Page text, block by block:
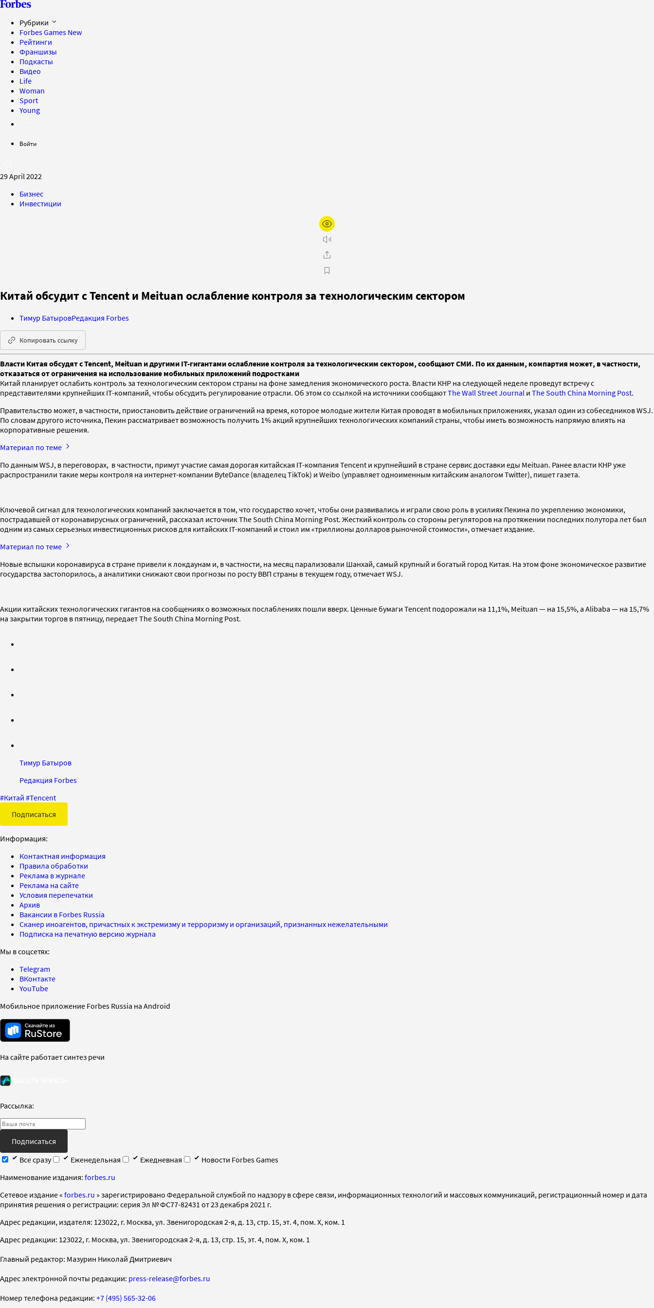
Рубрики
Forbes Games New
Рейтинги
Франшизы
Подкасты
Видео
Life
Woman
Sport
Young
Войти
29 April 2022
Бизнес
Инвестиции
Китай обсудит с Tencent и Meituan ослабление контроля за технологическим сектором
Тимур БатыровРедакция Forbes
Копировать ссылку
Власти Китая обсудят с Tencent, Meituan и другими IT-гигантами ослабление контроля за технологическим сектором, сообщают СМИ. По их данным, компартия может, в частности,
отказаться от ограничения на использование мобильных приложений подростками
Китай планирует ослабить контроль за технологическим сектором страны на фоне замедления экономического роста. Власти КНР на следующей неделе проведут встречу с
представителями крупнейших IT-компаний, чтобы обсудить регулирование отрасли. Об этом со ссылкой на источники сообщаютThe Wall Street Journal и The South China Morning Post.
Правительство может, в частности, приостановить действие ограничений на время, которое молодые жители Китая проводят в мобильных приложениях, указал один из собеседников WSJ.
По словам другого источника, Пекин рассматривает возможность получить 1% акций крупнейших технологических компаний страны, чтобы иметь возможность напрямую влиять на
корпоративные решения.
Материал по теме
По данным WSJ, в переговорах, в частности, примут участие самая дорогая китайская IT-компания Tencent и крупнейший в стране сервис доставки еды Meituan. Ранее власти КНР уже
распространили такие меры контроля на интернет-компании ByteDance (владелец TikTok) и Weibo (управляет одноименным китайским аналогом Twitter), пишет газета.
Ключевой сигнал для технологических компаний заключается в том, что государство хочет, чтобы они развивались и играли свою роль в усилиях Пекина по укреплению экономики,
пострадавшей от коронавирусных ограничений, рассказал источник The South China Morning Post. Жесткий контроль со стороны регуляторов на протяжении последних полутора лет был
одним из самых серьезных инвестиционных рисков для китайских IT-компаний и стоил им «триллионы долларов рыночной стоимости», отмечает издание.
Материал по теме
Новые вспышки коронавируса в стране привели к локдаунам и, в частности, на месяц парализовали Шанхай, самый крупный и богатый город Китая. На этом фоне экономическое развитие
государства застопорилось, а аналитики снижают свои прогнозы по росту ВВП страны в текущем году, отмечает WSJ.
Акции китайских технологических гигантов на сообщениях о возможных послаблениях пошли вверх. Ценные бумаги Tencent подорожали на 11,1%, Meituan — на 15,5%, а Alibaba — на 15,7%
на закрытии торгов в пятницу, передает The South China Morning Post.
Тимур Батыров
Редакция Forbes
#Китай #Tencent
Подписаться
Информация:
Контактная информация
Правила обработки
Реклама в журнале
Реклама на сайте
Условия перепечатки
Архив
Вакансии в Forbes Russia
Сканер иноагентов, причастных к экстремизму и терроризму и организаций, признанных нежелательными
Подписка на печатную версию журнала
Мы в соцсетях:
Telegram
ВКонтакте
YouTube
Мобильное приложение Forbes Russia на Android
На сайте работает синтез речи
Рассылка:
Подписаться
Все сразу
Еженедельная Ежедневная
Новости Forbes Games
Наименование издания: forbes.ru
Cетевое издание « forbes.ru » зарегистрировано Федеральной службой по надзору в сфере связи, информационных технологий и массовых коммуникаций, регистрационный номер и дата
принятия решения о регистрации: серия Эл № ФС77-82431 от 23 декабря 2021 г.
Адрес редакции, издателя: 123022, г. Москва, ул. Звенигородская 2-я, д. 13, стр. 15, эт. 4, пом. X, ком. 1
Адрес редакции: 123022, г. Москва, ул. Звенигородская 2-я, д. 13, стр. 15, эт. 4, пом. X, ком. 1
Главный редактор: Мазурин Николай Дмитриевич
Адрес электронной почты редакции: press-release@forbes.ru
Номер телефона редакции: +7 (495) 565-32-06